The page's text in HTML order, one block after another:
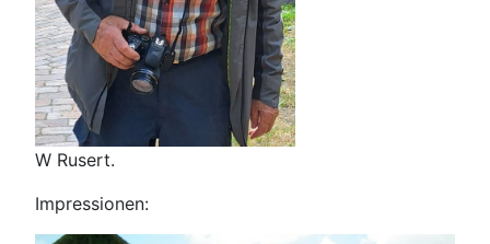
W Rusert.
Impressionen: